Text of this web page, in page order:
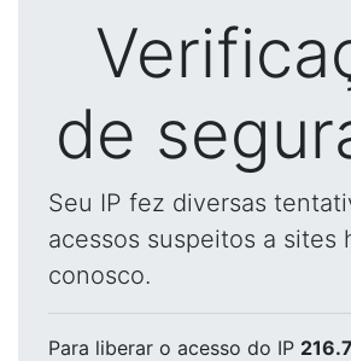
de
Seu IP fez diversas
acessos suspeitos a sites
conosco.
Para liberar o acesso do IP